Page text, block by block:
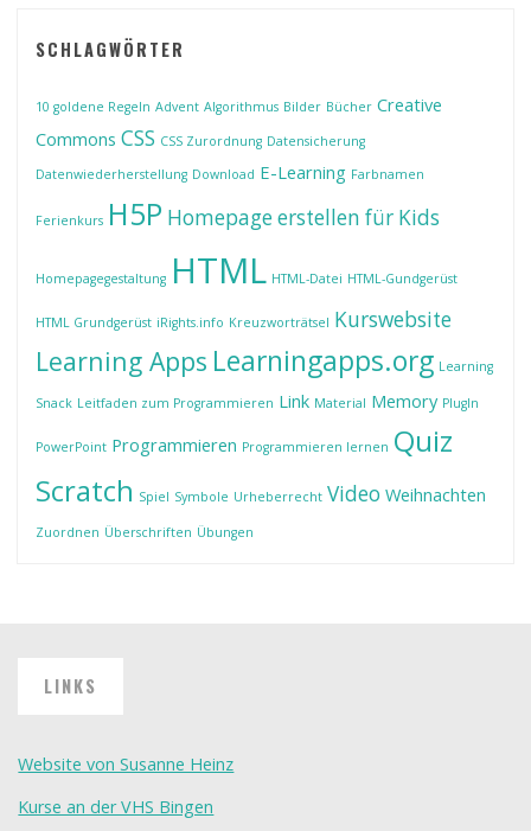
SCHLAGWÖRTER
10 goldene Regeln Advent Algorithmus Bilder Bücher Creative
Commons CSS CSS Zurordnung Datensicherung
Datenwiederherstellung Download E-Learning Farbnamen
Ferienkurs H5P Homepage erstellen für Kids
Homepagegestaltung HTML HTML-Datei HTML-Gundgerüst
HTML Grundgerüst iRights.info Kreuzworträtsel Kurswebsite
Learning Apps Learningapps.org Learning
Snack Leitfaden zum Programmieren Link Material Memory PlugIn
PowerPoint Programmieren Programmieren lernen Quiz
Scratch Spiel Symbole Urheberrecht Video Weihnachten
Zuordnen Überschriften Übungen
LINKS
Website von Susanne Heinz
Kurse an der VHS Bingen